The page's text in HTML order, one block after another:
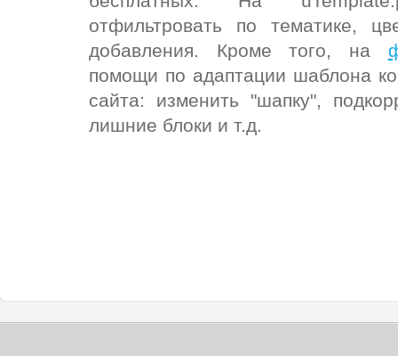
отфильтровать по тематике,
добавления. Кроме того, на
помощи по адаптации шаблона
сайта: изменить "шапку",
лишние блоки и т.д.